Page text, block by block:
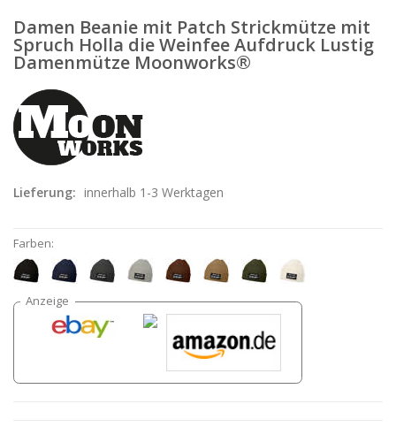
Damen Beanie mit Patch Strickmütze mit
Spruch Holla die Weinfee Aufdruck Lustig
Damenmütze Moonworks®
Lieferung: innerhalb 1-3 Werktagen
Farben: